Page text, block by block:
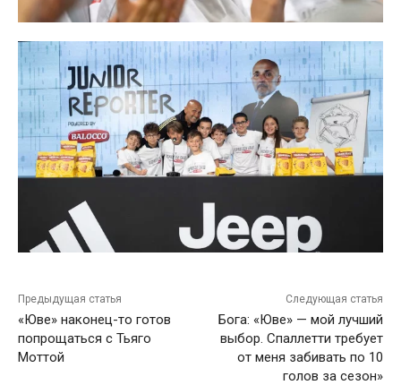
Предыдущая статья
«Юве» наконец-то готов
попрощаться с Тьяго
Моттой
Следующая статья
Бога: «Юве» — мой лучший
выбор. Спаллетти требует
от меня забивать по 10
голов за сезон»